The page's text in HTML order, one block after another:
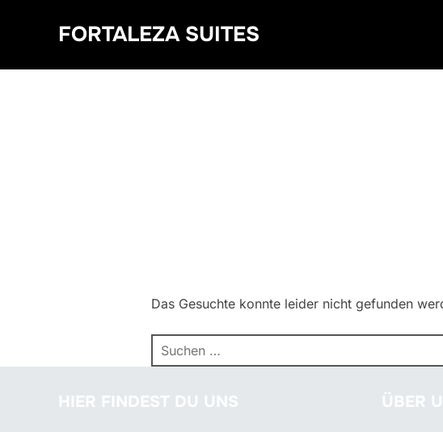
FORTALEZA SUITES
Das Gesuchte konnte leider nicht gefunden
Suchen
nach:
HIER FINDEST DU UNS ÜBER